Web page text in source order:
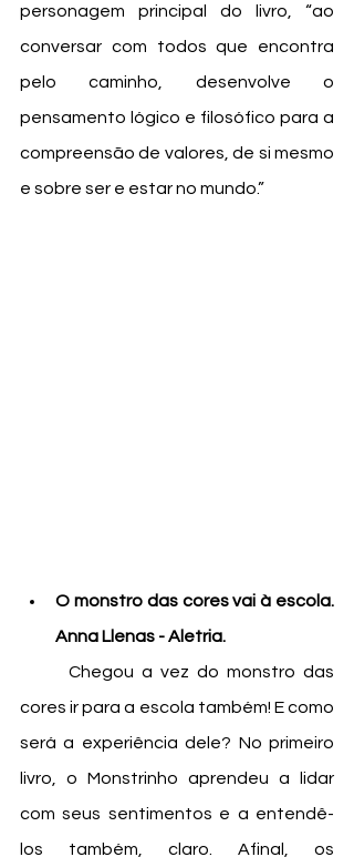
personagem principal do livro, “ao
conversar com todos que encontra
pelo caminho, desenvolve o
pensamento lógico e filosófico para a
compreensão de valores, de si mesmo
e sobre ser e estar no mundo.”
O monstro das cores vai à escola.
Anna Llenas - Aletria.
cores ir para a escola também! E como
será a experiência dele? No primeiro
livro, o Monstrinho aprendeu a lidar
com seus sentimentos e a entendê-
los também, claro. Afinal, os